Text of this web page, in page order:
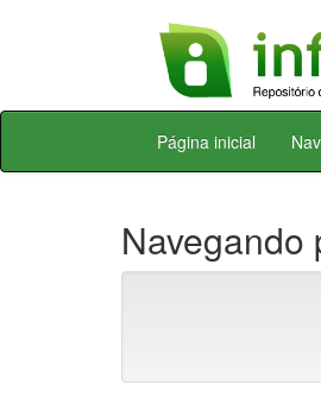
Skip
Página inicial
Navegando